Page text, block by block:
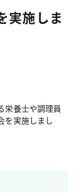
実施しま
栄養士や調理員
を実施しまし